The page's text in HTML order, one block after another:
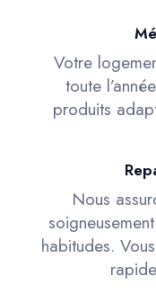
Votre
toute
produits
Nous
habitudes.